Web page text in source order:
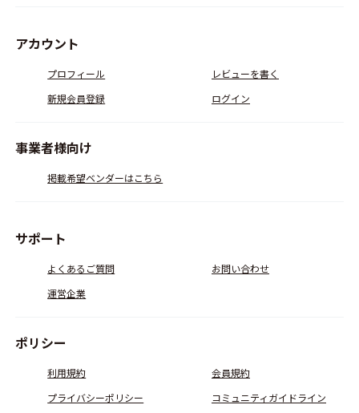
アカウント
プロフィール
レビューを書く
新規会員登録
ログイン
事業者様向け
掲載希望ベンダーはこちら
サポート
よくあるご質問
お問い合わせ
運営企業
ポリシー
利用規約
会員規約
プライバシーポリシー
コミュニティガイドライン